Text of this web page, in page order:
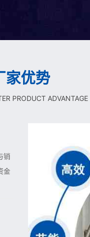
家优势
PRODUCT ADVANTAGE
销
金